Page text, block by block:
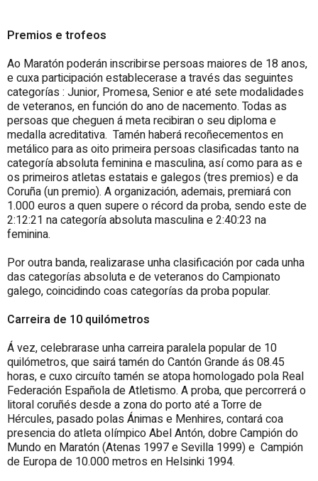
Premios e trofeos
Ao Maratón poderán inscribirse persoas maiores de 18 anos,
e cuxa participación establecerase a través das seguintes
categorías : Junior, Promesa, Senior e até sete modalidades
de veteranos, en función do ano de nacemento. Todas as
persoas que cheguen á meta recibiran o seu diploma e
medalla acreditativa. Tamén haberá recoñecementos en
metálico para as oito primeira persoas clasificadas tanto na
categoría absoluta feminina e masculina, así como para as e
os primeiros atletas estatais e galegos (tres premios) e da
Coruña (un premio). A organización, ademais, premiará con
1.000 euros a quen supere o récord da proba, sendo este de
2:12:21 na categoría absoluta masculina e 2:40:23 na
feminina.
Por outra banda, realizarase unha clasificación por cada unha
das categorías absoluta e de veteranos do Campionato
galego, coincidindo coas categorías da proba popular.
Carreira de 10 quilómetros
Á vez, celebrarase unha carreira paralela popular de 10
quilómetros, que sairá tamén do Cantón Grande ás 08.45
horas, e cuxo circuíto tamén se atopa homologado pola Real
Federación Española de Atletismo. A proba, que percorrerá o
litoral coruñés desde a zona do porto até a Torre de
Hércules, pasado polas Ánimas e Menhires, contará coa
presencia do atleta olímpico Abel Antón, dobre Campión do
Mundo en Maratón (Atenas 1997 e Sevilla 1999) e Campión
de Europa de 10.000 metros en Helsinki 1994.